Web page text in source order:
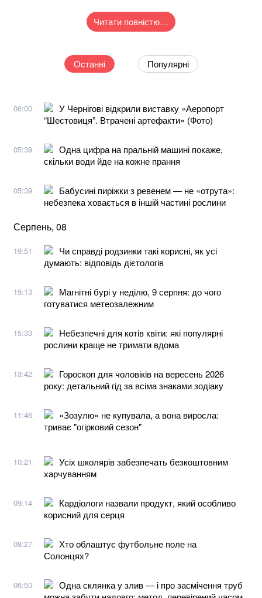
Читати повністю…
Останні Популярні
06:00
У Чернігові відкрили виставку «Аеропорт
“Шестовиця”. Втрачені артефакти» (Фото)
05:39
Одна цифра на пральній машині покаже,
скільки води йде на кожне прання
05:39
Бабусині пиріжки з ревенем — не «отрута»:
небезпека ховається в іншій частині рослини
Серпень, 08
19:51
Чи справді родзинки такі корисні, як усі
думають: відповідь дієтологів
19:13
Магнітні бурі у неділю, 9 серпня: до чого
готуватися метеозалежним
15:33
Небезпечні для котів квіти: які популярні
рослини краще не тримати вдома
13:42
Гороскоп для чоловіків на вересень 2026
року: детальний гід за всіма знаками зодіаку
11:46
«Зозулю» не купувала, а вона виросла:
триває "огірковий сезон"
10:21
Усіх школярів забезпечать безкоштовним
харчуванням
09:14
Кардіологи назвали продукт, який особливо
корисний для серця
08:27
Хто облаштує футбольне поле на
Солонцях?
06:50
Одна склянка у злив — і про засмічення труб